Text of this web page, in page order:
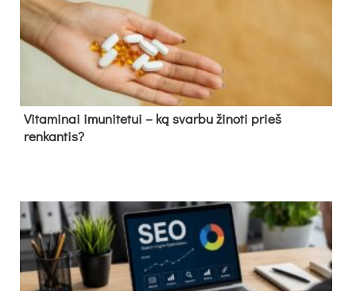
Vitaminai imunitetui – ką svarbu žinoti prieš
renkantis?